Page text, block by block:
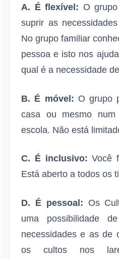
A. É flexível: O
suprir as
No grupo familiar
pessoa e isto nos
qual é a necessidade
B. É móvel: O grupo
casa ou mesmo num
escola. Não está
C. É inclusivo:Você
Está aberto a todos os
D. É pessoal: Os
uma possibilidade
necessidades e as de
os cultos nos